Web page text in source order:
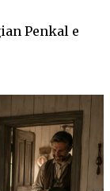
Penkal e